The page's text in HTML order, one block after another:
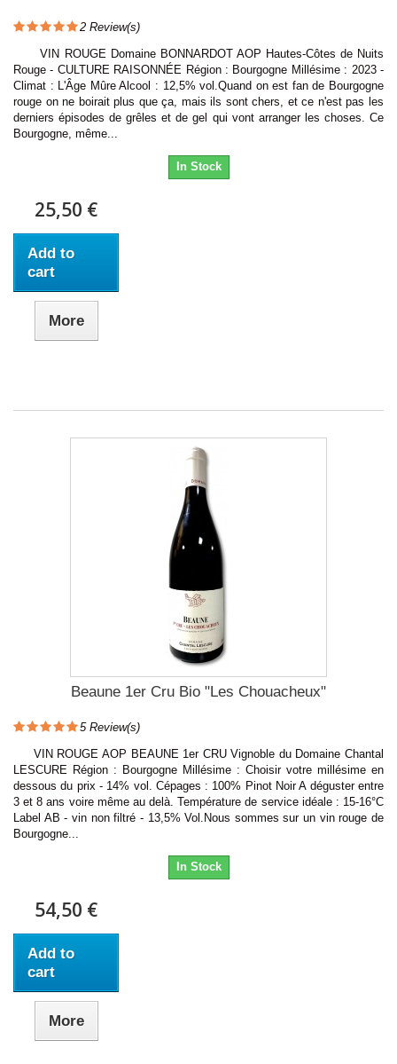
2 Review(s)
VIN ROUGE Domaine BONNARDOT AOP Hautes-Côtes de Nuits
Rouge - CULTURE RAISONNÉE Région : Bourgogne Millésime : 2023 -
Climat : L'Âge Mûre Alcool : 12,5% vol.Quand on est fan de Bourgogne
rouge on ne boirait plus que ça, mais ils sont chers, et ce n'est pas les
derniers épisodes de grêles et de gel qui vont arranger les choses. Ce
Bourgogne, même...
In Stock
25,50 €
Add to
cart
More
Beaune 1er Cru Bio "Les Chouacheux"
5Review(s)
VIN ROUGE AOP BEAUNE 1er CRU Vignoble du Domaine Chantal
LESCURE Région : Bourgogne Millésime : Choisir votre millésime en
dessous du prix - 14% vol. Cépages : 100% Pinot Noir A déguster entre
3 et 8 ans voire même au delà. Température de service idéale : 15-16°C
Label AB - vin non filtré - 13,5% Vol.Nous sommes sur un vin rouge de
Bourgogne...
In Stock
54,50 €
Add to
cart
More